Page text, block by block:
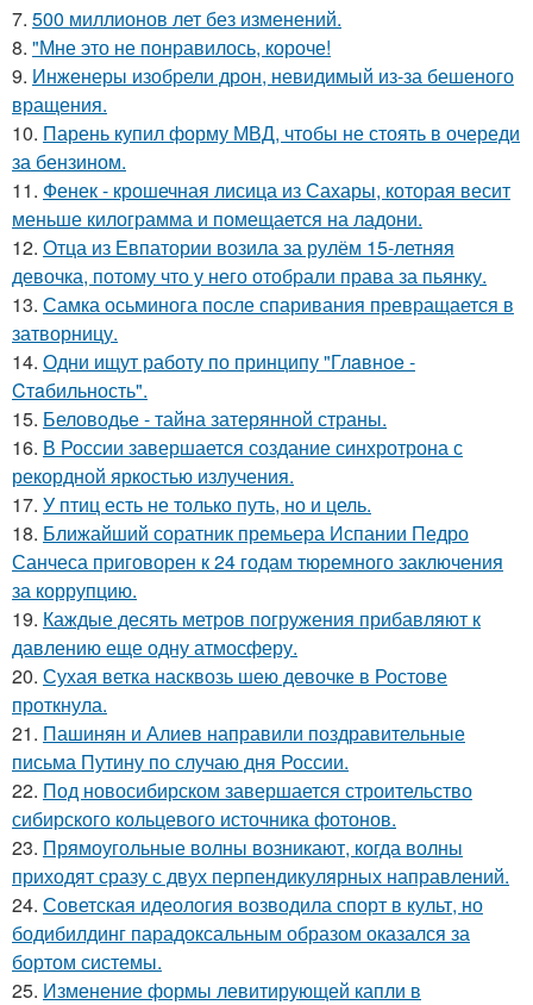
7. 500 миллионов лет без изменений.
8. "Мне это не понравилось, короче!
9. Инженеры изобрели дрон, невидимый из-за бешеного
вращения.
10. Парень купил форму МВД, чтобы не стоять в очереди
за бензином.
11. Фенек - крошечная лисица из Сахары, которая весит
меньше килограмма и помещается на ладони.
12. Отца из Евпатории возила за рулём 15-летняя
девочка, потому что у него отобрали права за пьянку.
13. Самка осьминога после спаривания превращается в
затворницу.
14. Одни ищут работу по принципу "Глaвноe -
Cтaбильность".
15. Беловодье - тайна затерянной страны.
16. В России завершается создание синхротрона с
рекордной яркостью излучения.
17. У птиц есть не только путь, но и цель.
18. Ближайший соратник премьера Испании Педро
Санчеса приговорен к 24 годам тюремного заключения
за коррупцию.
19. Каждые десять метров погружения прибавляют к
давлению еще одну атмосферу.
20. Сухая ветка насквозь шею девочке в Ростове
проткнула.
21. Пашинян и Алиев направили поздравительные
письма Путину по случаю дня России.
22. Под новосибирском завершается строительство
сибирского кольцевого источника фотонов.
23. Прямоугольные волны возникают, когда волны
приходят сразу с двух перпендикулярных направлений.
24. Советская идеология возводила спорт в культ, но
бодибилдинг парадоксальным образом оказался за
бортом системы.
25. Изменение формы левитирующей капли в